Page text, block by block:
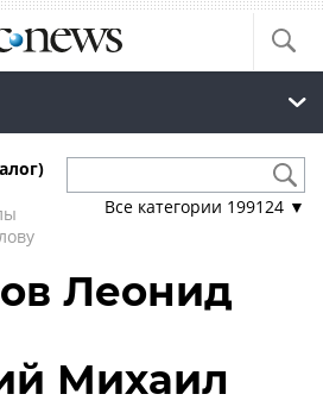
Все категории 199124 ▼
Леонид
Михаил